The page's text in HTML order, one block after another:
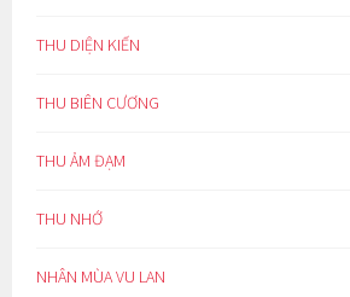
THU DIỆN KIẾN
THU BIÊN CƯƠNG
THU ẢM ĐẠM
THU NHỚ
NHÂN MÙA VU LAN